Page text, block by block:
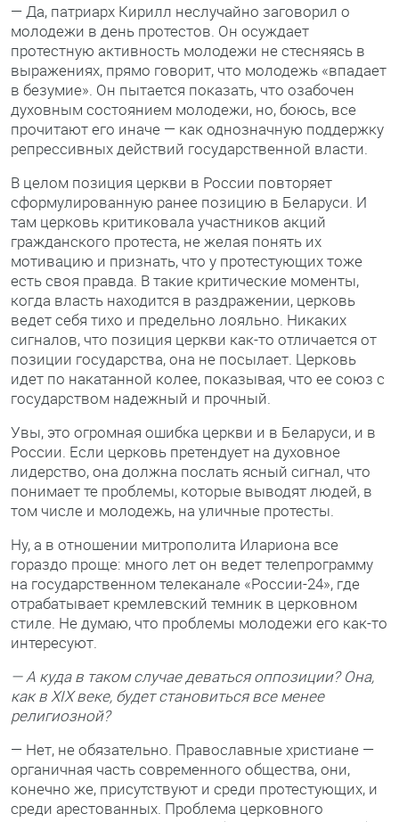
— Да, патриарх Кирилл неслучайно заговорил о
молодежи в день протестов. Он осуждает
протестную активность молодежи не стесняясь в
выражениях, прямо говорит, что молодежь «впадает
в безумие». Он пытается показать, что озабочен
духовным состоянием молодежи, но, боюсь, все
прочитают его иначе — как однозначную поддержку
репрессивных действий государственной власти.
В целом позиция церкви в России повторяет
сформулированную ранее позицию в Беларуси. И
там церковь критиковала участников акций
гражданского протеста, не желая понять их
мотивацию и признать, что у протестующих тоже
есть своя правда. В такие критические моменты,
когда власть находится в раздражении, церковь
ведет себя тихо и предельно лояльно. Никаких
сигналов, что позиция церкви как-то отличается от
позиции государства, она не посылает. Церковь
идет по накатанной колее, показывая, что ее союз с
государством надежный и прочный.
Увы, это огромная ошибка церкви и в Беларуси, и в
России. Если церковь претендует на духовное
лидерство, она должна послать ясный сигнал, что
понимает те проблемы, которые выводят людей, в
том числе и молодежь, на уличные протесты.
Ну, а в отношении митрополита Илариона все
гораздо проще: много лет он ведет телепрограмму
на государственном телеканале «России-24», где
отрабатывает кремлевский темник в церковном
стиле. Не думаю, что проблемы молодежи его как-то
интересуют.
— А куда в таком случае деваться оппозиции? Она,
как в XIX веке, будет становиться все менее
религиозной?
— Нет, не обязательно. Православные христиане —
органичная часть современного общества, они,
конечно же, присутствуют и среди протестующих, и
среди арестованных. Проблема церковного